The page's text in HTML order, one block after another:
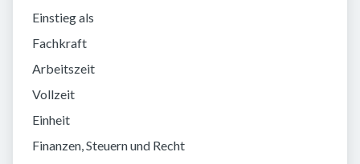
Einstieg als
Fachkraft
Arbeitszeit
Vollzeit
Einheit
Finanzen, Steuern und Recht